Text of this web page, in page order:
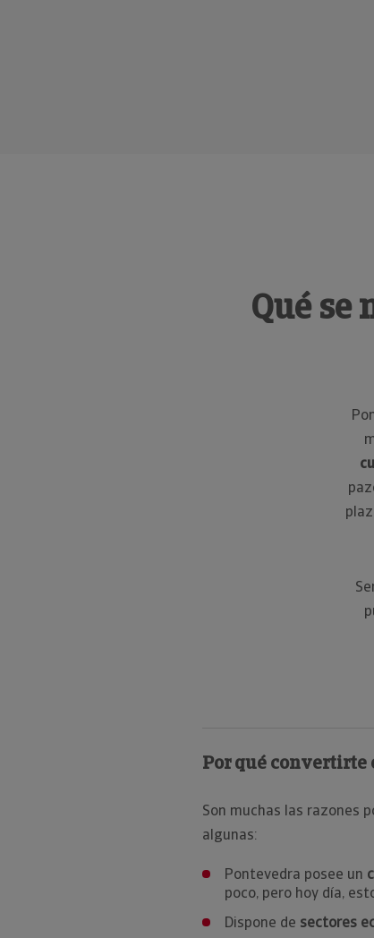
Qué se
Por qué convertirte
Son muchas las razones
algunas:
Pontevedra posee un
poco, pero hoy día,
Dispone de sectores